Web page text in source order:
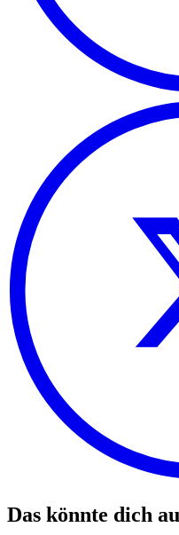
Das könnte dich